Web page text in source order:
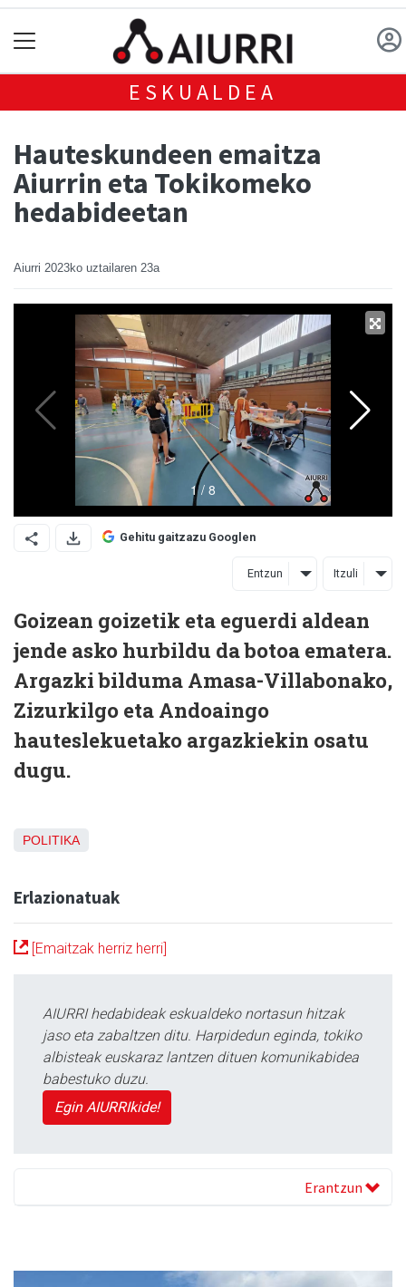
ESKUALDEA
Hauteskundeen emaitza
Aiurrin eta Tokikomeko
hedabideetan
Aiurri 2023ko uztailaren 23a
Gehitu gaitzazu Googlen
Entzun Itzuli
Goizean goizetik eta eguerdi aldean
jende asko hurbildu da botoa ematera.
Argazki bilduma Amasa-Villabonako,
Zizurkilgo eta Andoaingo
hauteslekuetako argazkiekin osatu
dugu.
POLITIKA
Erlazionatuak
[Emaitzak herriz herri]
AIURRI hedabideak eskualdeko nortasun hitzak
jaso eta zabaltzen ditu. Harpidedun eginda, tokiko
albisteak euskaraz lantzen dituen komunikabidea
babestuko duzu.
Egin AIURRIkide!
Erantzun